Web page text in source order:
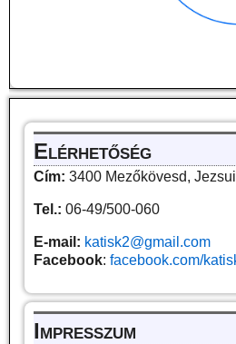
Elérhetőség
Cím: 3400 Mezőkövesd,
Tel.: 06-49/500-060
E-mail: katisk2@gmail.com
Facebook: facebook.com/
Impresszum